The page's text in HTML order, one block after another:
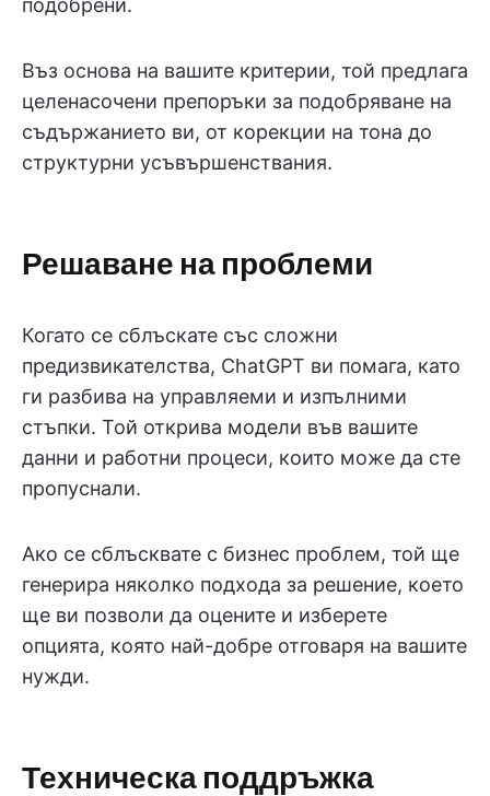
подобрени.
Въз основа на вашите критерии, той предлага
целенасочени препоръки за подобряване на
съдържанието ви, от корекции на тона до
структурни усъвършенствания.
Решаване на проблеми
Когато се сблъскате със сложни
предизвикателства, ChatGPT ви помага, като
ги разбива на управляеми и изпълними
стъпки. Той открива модели във вашите
данни и работни процеси, които може да сте
пропуснали.
Ако се сблъсквате с бизнес проблем, той ще
генерира няколко подхода за решение, което
ще ви позволи да оцените и изберете
опцията, която най-добре отговаря на вашите
нужди.
Техническа поддръжка